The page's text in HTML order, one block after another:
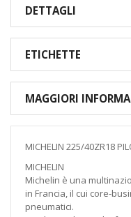
DETTAGLI
ETICHETTE
MAGGIORI
MICHELIN 225/40ZR18
MICHELIN
Michelin è una
in Francia, il cui core-
pneumatici.